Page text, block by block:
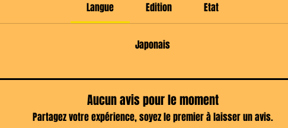
Langue Edition Etat
Japonais
Aucun avis pour le moment
Partagez votre expérience, soyez le premier à laisser un avis.